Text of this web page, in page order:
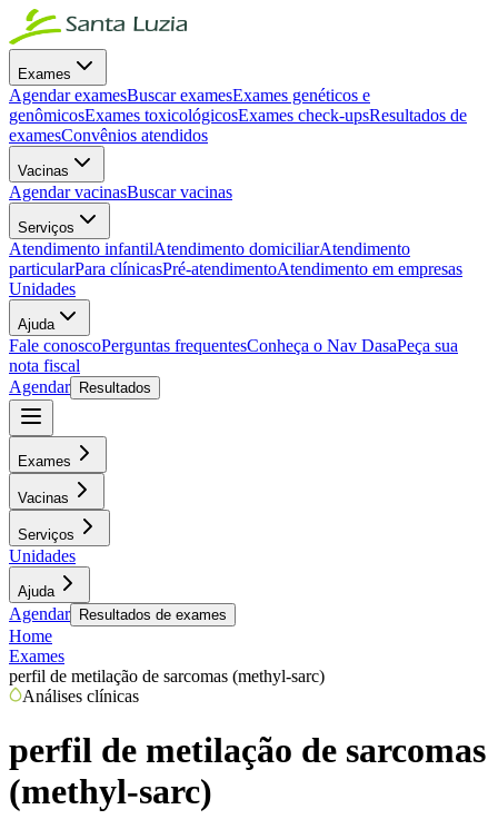
Exames
Agendar examesBuscar examesExames genéticos e
genômicosExames toxicológicosExames check-upsResultados de
examesConvênios atendidos
Vacinas
Agendar vacinasBuscar vacinas
Serviços
Atendimento infantilAtendimento domiciliarAtendimento
particularPara clínicasPré-atendimentoAtendimento em empresas
Unidades
Ajuda
Fale conoscoPerguntas frequentesConheça o Nav DasaPeça sua
nota fiscal
Agendar
Resultados
Exames
Vacinas
Serviços
Unidades
Ajuda
Agendar Resultados de exames
Home
Exames
perfil de metilação de sarcomas (methyl-sarc)
Análises clínicas
perfil de metilação de sarcomas
(methyl-sarc)